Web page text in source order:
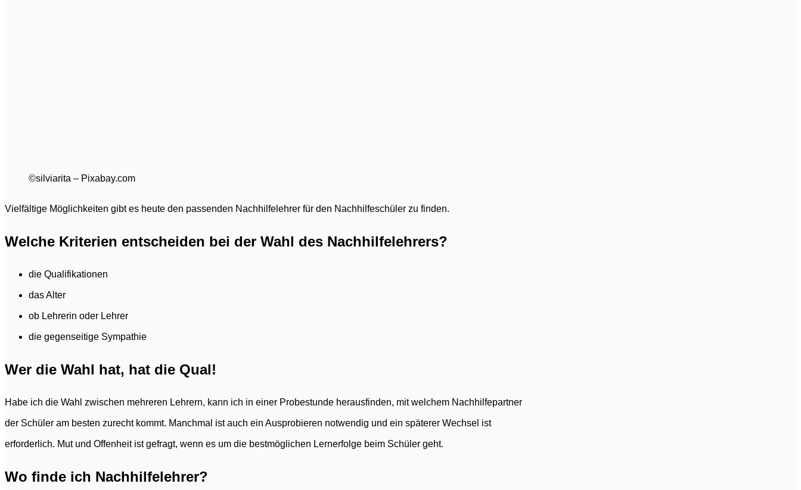
©silviarita – Pixabay.com
Vielfältige Möglichkeiten gibt es heute den passenden Nachhilfelehrer für den Nachhilfeschüler zu finden.
Welche Kriterien entscheiden bei der Wahl des Nachhilfelehrers?
die Qualifikationen
das Alter
ob Lehrerin oder Lehrer
die gegenseitige Sympathie
Wer die Wahl hat, hat die Qual!
Habe ich die Wahl zwischen mehreren Lehrern, kann ich in einer Probestunde herausfinden, mit welchem Nachhilfepartner
der Schüler am besten zurecht kommt. Manchmal ist auch ein Ausprobieren notwendig und ein späterer Wechsel ist
erforderlich. Mut und Offenheit ist gefragt, wenn es um die bestmöglichen Lernerfolge beim Schüler geht.
Wo finde ich Nachhilfelehrer?